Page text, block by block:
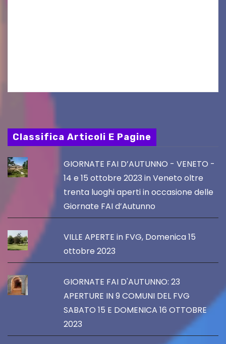
Classifica Articoli E Pagine
GIORNATE FAI D’AUTUNNO - VENETO -
14 e 15 ottobre 2023 in Veneto oltre
trenta luoghi aperti in occasione delle
Giornate FAI d’Autunno
VILLE APERTE in FVG, Domenica 15
ottobre 2023
GIORNATE FAI D'AUTUNNO: 23
APERTURE IN 9 COMUNI DEL FVG
SABATO 15 E DOMENICA 16 OTTOBRE
2023